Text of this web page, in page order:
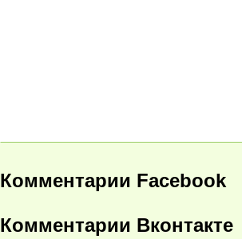
Комментарии Facebook
Комментарии Вконтакте